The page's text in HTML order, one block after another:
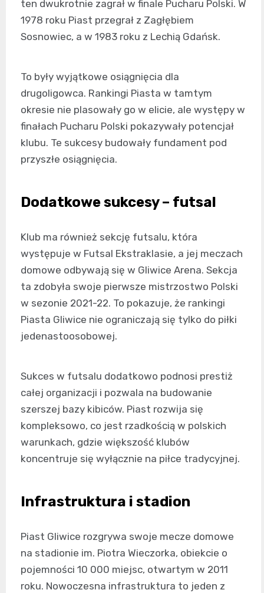
ten dwukrotnie zagrał w finale Pucharu Polski. W
1978 roku Piast przegrał z Zagłębiem
Sosnowiec, a w 1983 roku z Lechią Gdańsk.
To były wyjątkowe osiągnięcia dla
drugoligowca. Rankingi Piasta w tamtym
okresie nie plasowały go w elicie, ale występy w
finałach Pucharu Polski pokazywały potencjał
klubu. Te sukcesy budowały fundament pod
przyszłe osiągnięcia.
Dodatkowe sukcesy – futsal
Klub ma również sekcję futsalu, która
występuje w Futsal Ekstraklasie, a jej meczach
domowe odbywają się w Gliwice Arena. Sekcja
ta zdobyła swoje pierwsze mistrzostwo Polski
w sezonie 2021-22. To pokazuje, że rankingi
Piasta Gliwice nie ograniczają się tylko do piłki
jedenastoosobowej.
Sukces w futsalu dodatkowo podnosi prestiż
całej organizacji i pozwala na budowanie
szerszej bazy kibiców. Piast rozwija się
kompleksowo, co jest rzadkością w polskich
warunkach, gdzie większość klubów
koncentruje się wyłącznie na piłce tradycyjnej.
Infrastruktura i stadion
Piast Gliwice rozgrywa swoje mecze domowe
na stadionie im. Piotra Wieczorka, obiekcie o
pojemności 10 000 miejsc, otwartym w 2011
roku. Nowoczesna infrastruktura to jeden z